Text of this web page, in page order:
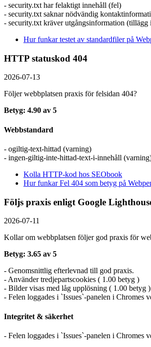
- security.txt har felaktigt innehåll (fel)
- security.txt saknar nödvändig
- security.txt kräver utgångsinformation (tillägg
Hur funkar testet av standardfiler på
HTTP statuskod 404
2026-07-13
Följer webbplatsen praxis för felsidan 404?
Betyg: 4.90 av 5
Webbstandard
- ogiltig-text-hittad (varning)
- ingen-giltig-inte-hittad-text-i-innehåll
Kolla HTTP-kod hos SEObook
Hur funkar Fel 404 som betyg på
Följs praxis enligt Google
2026-07-11
Kollar om webbplatsen följer god praxis för
Betyg: 3.65 av 5
- Genomsnittlig efterlevnad till god praxis.
- Använder tredjepartscookies ( 1.00 betyg )
- Bilder visas med låg upplösning ( 1.00 betyg )
- Felen loggades i `Issues`-panelen i Chromes
Integritet & säkerhet
- Felen loggades i `Issues`-panelen i Chromes